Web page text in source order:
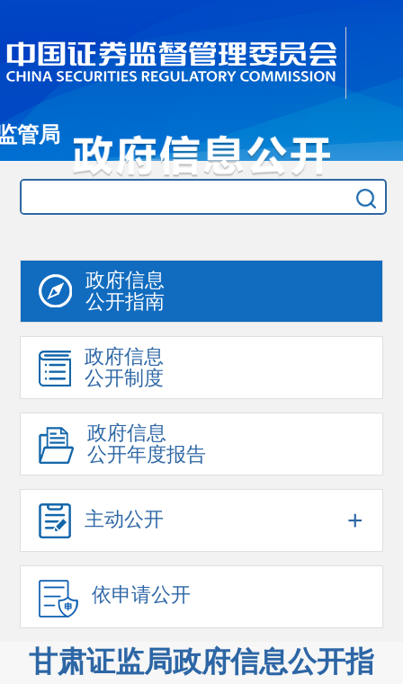
管局
政府信息
公开指南
政府信息
公开制度
政府信息
公开年度报告
主动公开 +
依申请公开
甘肃证监局政府信息公开指